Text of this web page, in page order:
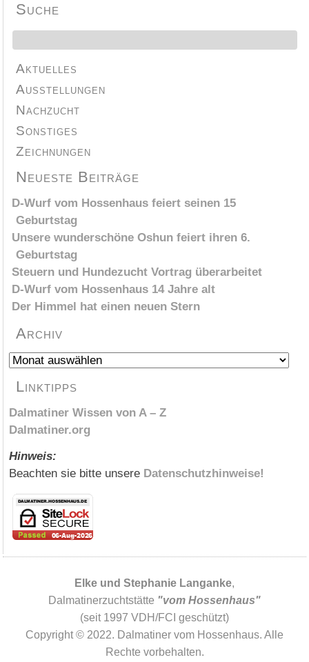
Suche
Aktuelles
Ausstellungen
Nachzucht
Sonstiges
Zeichnungen
Neueste Beiträge
D-Wurf vom Hossenhaus feiert seinen 15
Geburtstag
Unsere wunderschöne Oshun feiert ihren 6.
Geburtstag
Steuern und Hundezucht Vortrag überarbeitet
D-Wurf vom Hossenhaus 14 Jahre alt
Der Himmel hat einen neuen Stern
Archiv
Archiv
Linktipps
Dalmatiner Wissen von A – Z
Dalmatiner.org
Hinweis:
Beachten sie bitte unsere Datenschutzhinweise!
Elke und Stephanie Langanke,
Dalmatinerzuchtstätte "vom Hossenhaus"
(seit 1997 VDH/FCI geschützt)
Copyright © 2022. Dalmatiner vom Hossenhaus. Alle
Rechte vorbehalten.